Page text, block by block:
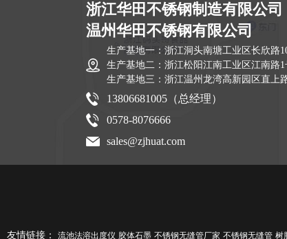
浙江华田不锈钢制造有限公司
温州华田不锈钢有限公司
生产基地一：浙江洞头南塘工业区长欣路
生产基地二：浙江松阳江南工业区江南路1
生产基地三：浙江温州龙湾高新园区直上
13806681005（总经理）
0578-8076666
sales@zjhuat.com
友情链接： 流池法溶出度仪 胶体石墨 不锈钢无缝管厂家 不锈钢无缝管 树